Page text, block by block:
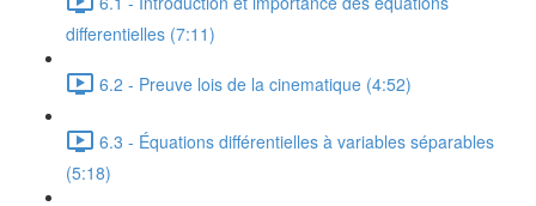
differentielles (7:11)
6.2 - Preuve lois de la cinematique (4:52)
6.3 - Équations différentielles à variables séparables
(5:18)